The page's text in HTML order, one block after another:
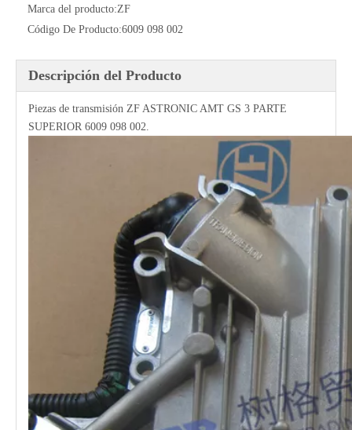
Marca del producto:ZF
Código De Producto:6009 098 002
Descripción del Producto
Piezas de transmisión ZF ASTRONIC AMT GS 3 PARTE
SUPERIOR 6009 098 002.